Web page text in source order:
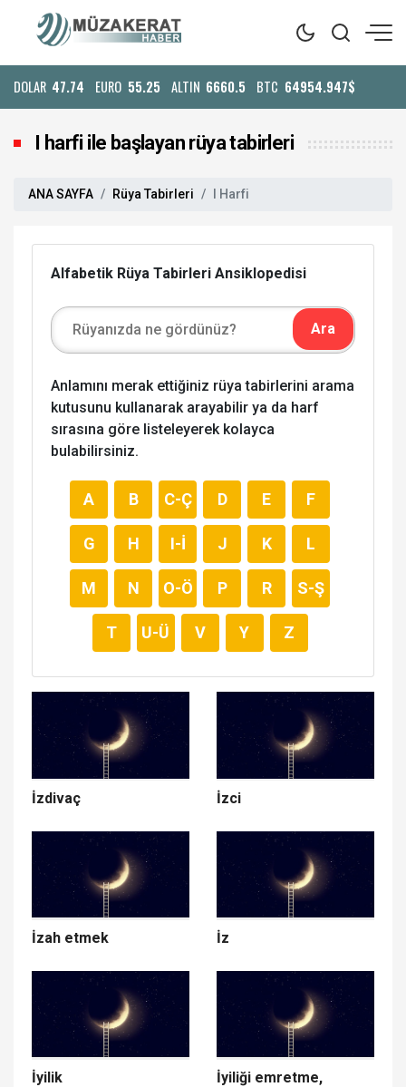
DOLAR 47.74 EURO 55.25 ALTIN 6660.5 BTC 64954.947$
I harfi ile başlayan rüya tabirleri
ANA SAYFA Rüya Tabirleri I Harfi
Alfabetik Rüya Tabirleri Ansiklopedisi
Anlamını merak ettiğiniz rüya tabirlerini arama
kutusunu kullanarak arayabilir ya da harf
sırasına göre listeleyerek kolayca
bulabilirsiniz.
A B C-Ç D E F
G H I-İ J K L
M N O-Ö P R S-Ş
T U-Ü V Y Z
İzdivaç İzci
İzah etmek İz
İyilik
İyiliği emretme,